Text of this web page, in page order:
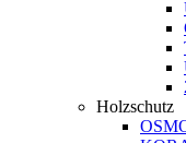
Holzschutz